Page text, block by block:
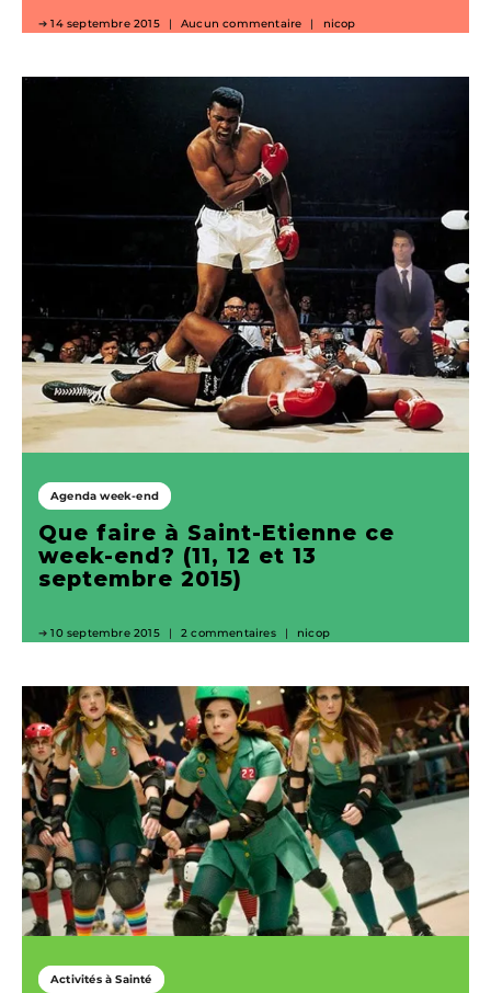
14 septembre 2015 Aucun commentaire nicop
Agenda week-end
Que faire à Saint-Etienne ce
week-end? (11, 12 et 13
septembre 2015)
10 septembre 2015 2 commentaires nicop
Activités à Sainté